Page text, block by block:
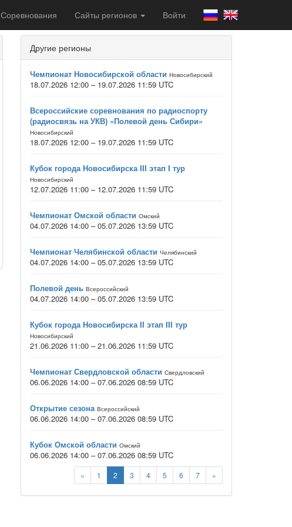
Соревнования Сайты регионов Войти
Другие регионы
Чемпионат Новосибирской области Новосибирский
18.07.2026 12:00 – 19.07.2026 11:59 UTC
Всероссийские соревнования по радиоспорту
(радиосвязь на УКВ) «Полевой день Сибири»
Новосибирский
18.07.2026 12:00 – 19.07.2026 11:59 UTC
Кубок города Новосибирска III этап I тур
Новосибирский
12.07.2026 11:00 – 12.07.2026 11:59 UTC
Чемпионат Омской области Омский
04.07.2026 14:00 – 05.07.2026 13:59 UTC
Чемпионат Челябинской области Челябинский
04.07.2026 14:00 – 05.07.2026 13:59 UTC
Полевой день Всероссийский
04.07.2026 14:00 – 05.07.2026 13:59 UTC
Кубок города Новосибирска II этап III тур
Новосибирский
21.06.2026 11:00 – 21.06.2026 11:59 UTC
Чемпионат Свердловской области Свердловский
06.06.2026 14:00 – 07.06.2026 08:59 UTC
Открытие сезона Всероссийский
06.06.2026 14:00 – 07.06.2026 08:59 UTC
Кубок Омской области Омский
06.06.2026 14:00 – 07.06.2026 08:59 UTC
« 1 2 3 4 5 6 7 »